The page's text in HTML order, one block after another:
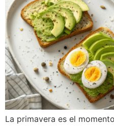
La primavera es el